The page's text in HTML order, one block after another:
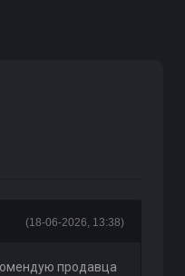
(18-06-2026, 13:38)
продавца